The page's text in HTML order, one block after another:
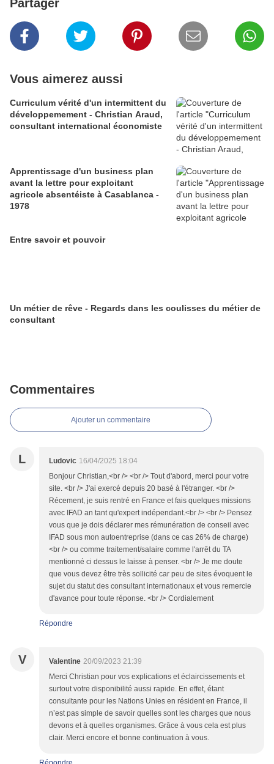
Partager
Vous aimerez aussi
Curriculum vérité d'un intermittent du
développemement - Christian Araud,
consultant international économiste
Apprentissage d'un business plan
avant la lettre pour exploitant
agricole absentéiste à Casablanca -
1978
Entre savoir et pouvoir
Un métier de rêve - Regards dans les coulisses du métier de
consultant
Commentaires
Ajouter un commentaire
L Ludovic 16/04/2025 18:04
Bonjour Christian,<br /> <br /> Tout d'abord, merci pour votre
site. <br /> J'ai exercé depuis 20 basé à l'étranger. <br />
Récement, je suis rentré en France et fais quelques missions
avec IFAD an tant qu'expert indépendant.<br /> <br /> Pensez
vous que je dois déclarer mes rémunération de conseil avec
IFAD sous mon autoentreprise (dans ce cas 26% de charge)
<br /> ou comme traitement/salaire comme l'arrêt du TA
mentionné ci dessus le laisse à penser. <br /> Je me doute
que vous devez être très sollicité car peu de sites évoquent le
sujet du statut des consultant internationaux et vous remercie
d'avance pour toute réponse. <br /> Cordialement
Répondre
V Valentine 20/09/2023 21:39
Merci Christian pour vos explications et éclaircissements et
surtout votre disponibilité aussi rapide. En effet, étant
consultante pour les Nations Unies en résident en France, il
n’est pas simple de savoir quelles sont les charges que nous
devons et à quelles organismes. Grâce à vous cela est plus
clair. Merci encore et bonne continuation à vous.